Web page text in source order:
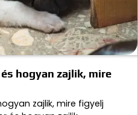
hogyan zajlik, mire
zajlik, mire figyelj